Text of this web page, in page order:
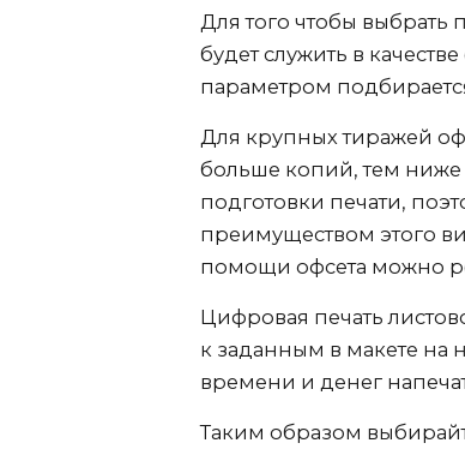
Для того чтобы
будет служить в
параметром
Для крупных тиражей
больше копий, тем ниже
подготовки печати,
преимуществом этого
помощи офсета можно
Цифровая печать
к заданным в макете на
времени и денег
Таким образом